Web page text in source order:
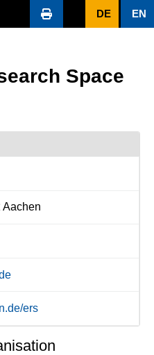
DE EN
Space
Aachen
ers